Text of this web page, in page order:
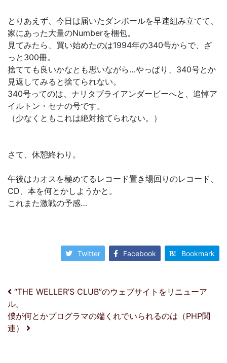
とりあえず、今日は届いたダンボールを早速組み立てて、
家にあった大量のNumberを梱包。
見てみたら、買い始めたのは1994年の340号からで、ざ
っと300冊。
捨てても良いかなとも思いながら…やっぱり、340号とか
見返してみると捨てられない。
340号ってのは、ナリタブライアンダービーへと、追悼ア
イルトン・セナの号です。
（少なくともこれは絶対捨てられない。）
さて、休憩終わり。
午後はカオスを極めてるレコード置き場回りのレコード、
CD、本を何とかしようかと。
これまた激戦の予感…
Twitter Facebook Bookmark
投稿ナビゲーション
“THE WELLER’S CLUB”のウェブサイトをリニューア
ル。
僕が何とかプログラマの端くれでいられるのは（PHP関
連）